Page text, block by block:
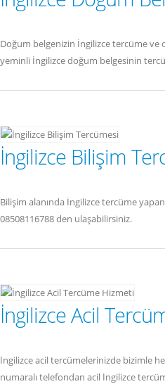
Doğum belgenizin İngilizce tercüme ve
yeminli İngilizce doğum belgesinin
İngilizce Bilişim
Bilişim alanında İngilizce tercüme
08508116788 den ulaşabilirsiniz.
İngilizce Acil
İngilizce acil tercümelerinizde bizimle
numaralı telefondan acil İngilizce